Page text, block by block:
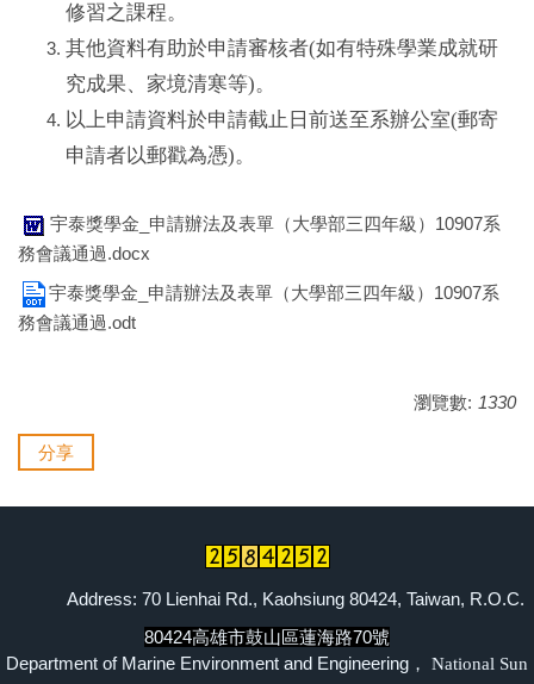
修習之課程。
其他資料有助於申請審核者(如有特殊學業成就研
究成果、家境清寒等)。
以上申請資料於申請截止日前送至系辦公室(郵寄
申請者以郵戳為憑)。
宇泰獎學金_申請辦法及表單（大學部三四年級）10907系
務會議通過.docx
宇泰獎學金_申請辦法及表單（大學部三四年級）10907系
務會議通過.odt
瀏覽數: 1330
分享
Address: 70 Lienhai Rd., Kaohsiung 80424, Taiwan, R.O.C.
80424高雄市鼓山區蓮海路70號
Department of Marine Environment and Engineering，
National Sun